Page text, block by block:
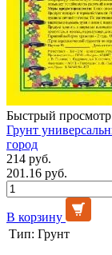
Быстрый просмотр
Грунт
город
214 руб.
201.16 руб.
В корзину
Тип: Грунт